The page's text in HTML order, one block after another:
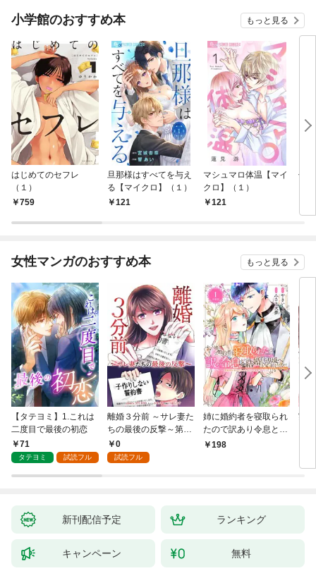
小学館のおすすめ本 もっと見る
はじめてのセフレ
（１）
759
旦那様はすべてを与え
る【マイクロ】（１）
121
マシュマロ体温【マイ
クロ】（１）
121
信
女性マンガのおすすめ本 もっと見る
【タテヨミ】1.これは
二度目で最後の初恋
71
タテヨミ 試読フル
離婚３分前 ～サレ妻た
ちの最後の反撃～第1
話0
試読フル
姉に婚約者を寝取られ
たので訳あり令息と結
婚して辺境へと向かい
198
実
新刊配信予定 ランキング
キャンペーン 無料